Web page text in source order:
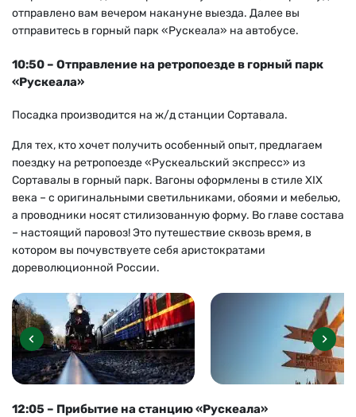
отправлено вам вечером накануне выезда. Далее вы
отправитесь в горный парк «Рускеала» на автобусе.
10:50 – Отправление на ретропоезде в горный парк
«Рускеала»
Посадка производится на ж/д станции Сортавала.
Для тех, кто хочет получить особенный опыт, предлагаем
поездку на ретропоезде «Рускеальский экспресс» из
Сортавалы в горный парк. Вагоны оформлены в стиле XIX
века – с оригинальными светильниками, обоями и мебелью,
а проводники носят стилизованную форму. Во главе состава
– настоящий паровоз! Это путешествие сквозь время, в
котором вы почувствуете себя аристократами
дореволюционной России.
12:05 – Прибытие на станцию «Рускеала»